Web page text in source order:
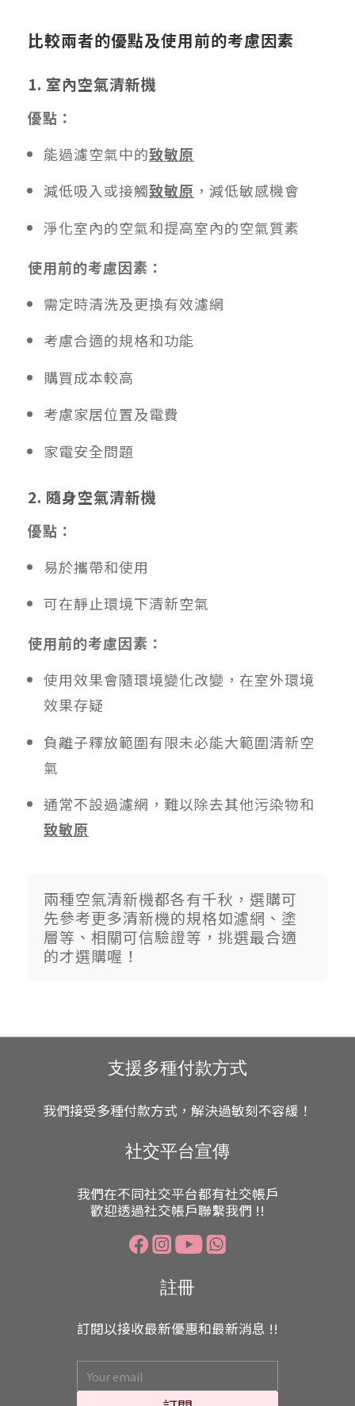
比較兩者的優點及使用前的考慮因素
1. 室內空氣清新機
優點：
能過濾空氣中的致敏原
減低吸入或接觸致敏原 ，減低敏感機會
淨化室內的空氣和提高室內的空氣質素
使用前的考慮因素：
需定時清洗及更換有效濾網
考慮合適的規格和功能
購買成本較高
考慮家居位置及電費
家電安全問題
2. 隨身空氣清新機
優點：
易於攜帶和使用
可在靜止環境下清新空氣
使用前的考慮因素：
使用效果會隨環境變化改變，在室外環境
效果存疑
負離子釋放範圍有限未必能大範圍清新空
氣
通常不設過濾網，難以除去其他污染物和
致敏原
兩種空氣清新機都各有千秋，選購可
先參考更多清新機的規格如濾網、塗
層等、相關可信驗證等，挑選最合適
的才選購喔！
支援多種付款方式
我們接受多種付款方式，解決過敏刻不容緩！
社交平台宣傳
我們在不同社交平台都有社交帳戶
歡迎透過社交帳戶聯繫我們 !!
註冊
訂閱以接收最新優惠和最新消息 !!